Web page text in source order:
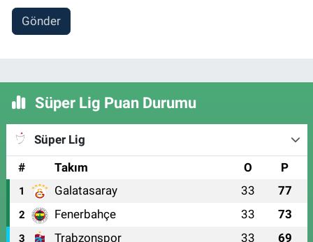
Gönder
Süper Lig Puan Durumu
Süper Lig
#
Takım O P
1 Galatasaray 33 77
2 Fenerbahçe 33 73
3 Trabzonspor 33 69